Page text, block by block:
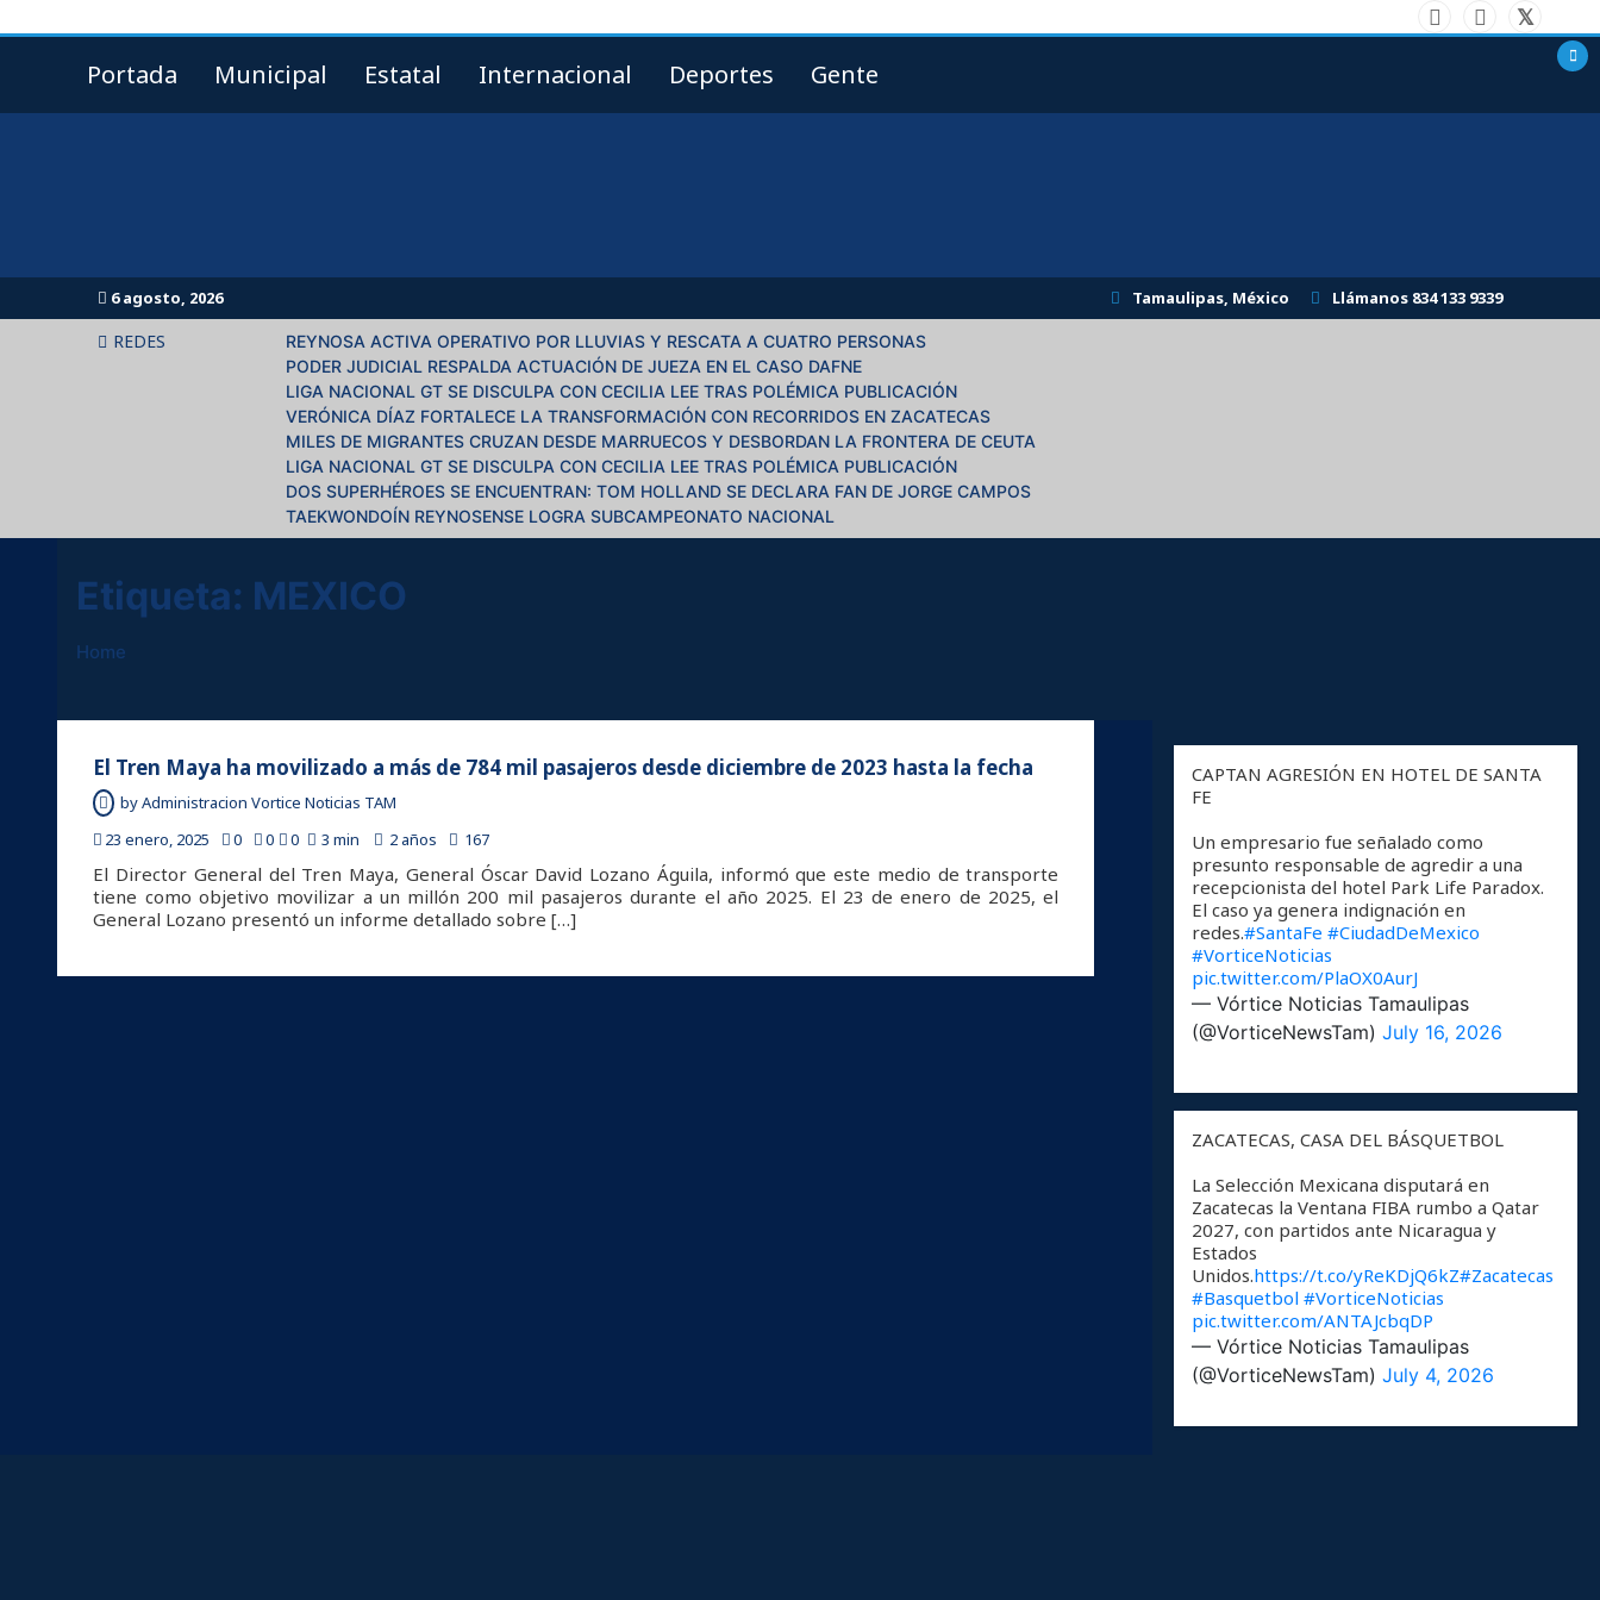
to
Portada Municipal Estatal Internacional Deportes Gente
6 agosto, 2026 Tamaulipas, México Llámanos 834 133 9339
REDES
REYNOSA ACTIVA OPERATIVO POR LLUVIAS Y RESCATA A CUATRO PERSONAS
PODER JUDICIAL RESPALDA ACTUACIÓN DE JUEZA EN EL CASO DAFNE
LIGA NACIONAL GT SE DISCULPA CON CECILIA LEE TRAS POLÉMICA PUBLICACIÓN
VERÓNICA DÍAZ FORTALECE LA TRANSFORMACIÓN CON RECORRIDOS EN ZACATECAS
MILES DE MIGRANTES CRUZAN DESDE MARRUECOS Y DESBORDAN LA FRONTERA DE CEUTA
LIGA NACIONAL GT SE DISCULPA CON CECILIA LEE TRAS POLÉMICA PUBLICACIÓN
DOS SUPERHÉROES SE ENCUENTRAN: TOM HOLLAND SE DECLARA FAN DE JORGE CAMPOS
TAEKWONDOÍN REYNOSENSE LOGRA SUBCAMPEONATO NACIONAL
Etiqueta: MEXICO
Home
El Tren Maya ha movilizado a más de 784 mil pasajeros desde diciembre de 2023 hasta la fecha
byAdministracion Vortice Noticias TAM
23 enero, 2025
0 0 0 3 min 2 años 167
El Director General del Tren Maya, General Óscar David Lozano Águila, informó que este medio de transporte
tiene como objetivo movilizar a un millón 200 mil pasajeros durante el año 2025. El 23 de enero de 2025, el
General Lozano presentó un informe detallado sobre […]
CAPTAN AGRESIÓN EN HOTEL DE SANTA
FE
Un empresario fue señalado como
presunto responsable de agredir a una
recepcionista del hotel Park Life Paradox.
El caso ya genera indignación en
redes.#SantaFe #CiudadDeMexico
#VorticeNoticias
pic.twitter.com/PlaOX0AurJ
— Vórtice Noticias Tamaulipas
(@VorticeNewsTam)July 16, 2026
ZACATECAS, CASA DEL BÁSQUETBOL
La Selección Mexicana disputará en
Zacatecas la Ventana FIBA rumbo a Qatar
2027, con partidos ante Nicaragua y
Estados
Unidos.https://t.co/yReKDjQ6kZ#Zacatecas
#Basquetbol #VorticeNoticias
pic.twitter.com/ANTAJcbqDP
— Vórtice Noticias Tamaulipas
(@VorticeNewsTam)July 4, 2026